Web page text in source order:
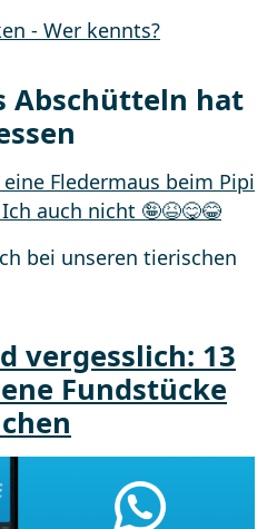
Abschütteln hat
bei unseren tierischen
vergesslich: 13
Fundstücke